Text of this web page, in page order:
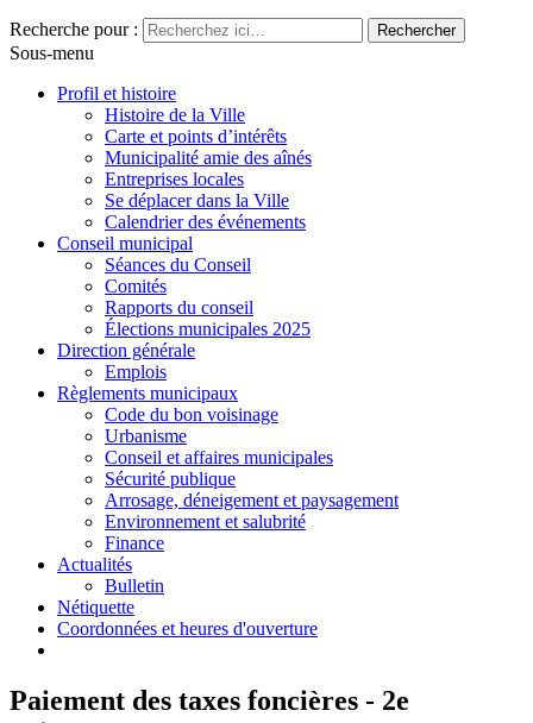
Recherche pour :
Sous-menu
Profil et histoire
Histoire de la Ville
Carte et points d’intérêts
Municipalité amie des aînés
Entreprises locales
Se déplacer dans la Ville
Calendrier des événements
Conseil municipal
Séances du Conseil
Comités
Rapports du conseil
Élections municipales 2025
Direction générale
Emplois
Règlements municipaux
Code du bon voisinage
Urbanisme
Conseil et affaires municipales
Sécurité publique
Arrosage, déneigement et paysagement
Environnement et salubrité
Finance
Actualités
Bulletin
Nétiquette
Coordonnées et heures d'ouverture
Paiement des taxes foncières - 2e